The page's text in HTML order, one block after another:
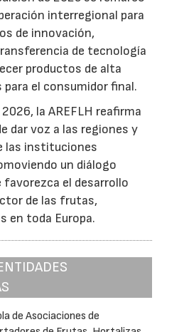
interregional para
de innovación,
de tecnología
productos de alta
para el consumidor final.
la AREFLH reafirma
dar voz a las regiones y
las instituciones
un diálogo
el desarrollo
de las frutas,
en toda Europa.
de Asociaciones de